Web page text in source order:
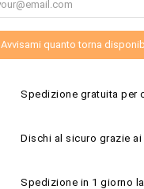
Avvisami quanto torna
Spedizione gratuita per
Dischi al sicuro grazie
Spedizione in 1 giorno